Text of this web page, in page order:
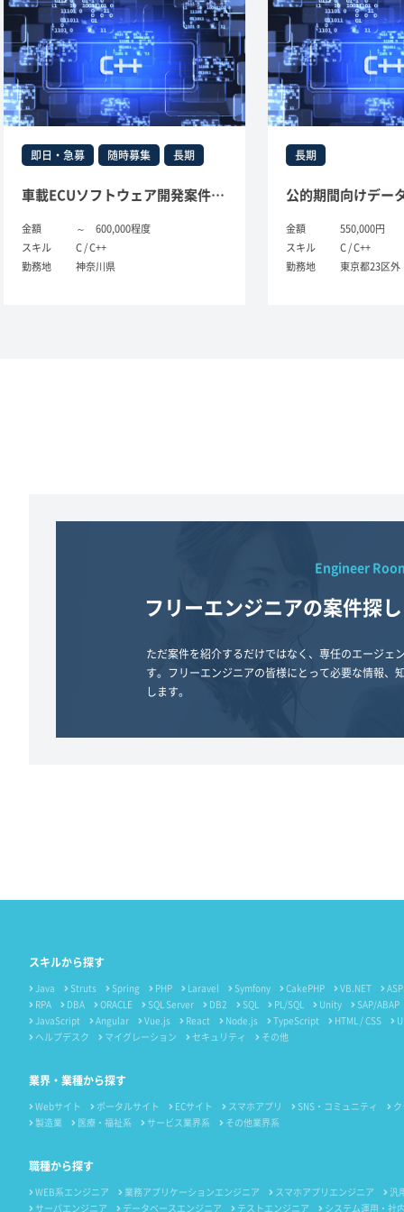
・急募 随時募集 長期
車載ECUソフトウェア開発案件(C言語)
～ 600,000程度
C / C++
神奈川県
550,000円
C / C++
東京都23区外
Engineer
フリーエンジニアの案件探
ただ案件を紹介するだけではなく、専任のエージェ
す。フリーエンジニアの皆様にとって必要な情報、
します。
スキルから探す
Java Struts Spring PHP Laravel Symfony CakePHP VB.NET
RPA
DBA ORACLE SQL Server DB2 SQL PL/SQL Unity
SAP/ABAP
JavaScript
Angular Vue.js React Node.js TypeScript HTML / CSS
ヘルプデスク
マイグレーション セキュリティ その他
業界・業種から探す
Webサイト ポータルサイト ECサイト スマホアプリ SNS・コミュニティ
製造業
医療・福祉系 サービス業界系 その他業界系
職種から探す
WEB系エンジニア 業務アプリケーションエンジニア スマホアプリエンジニア
汎
サーバエンジニア
データベースエンジニア テストエンジニア システム運用・社